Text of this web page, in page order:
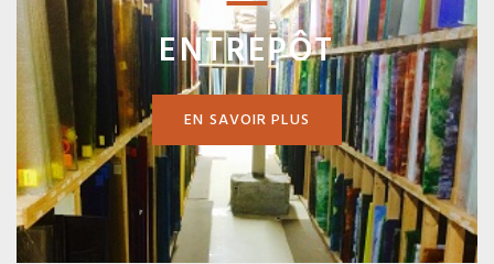
ENTREPÔT
EN SAVOIR PLUS